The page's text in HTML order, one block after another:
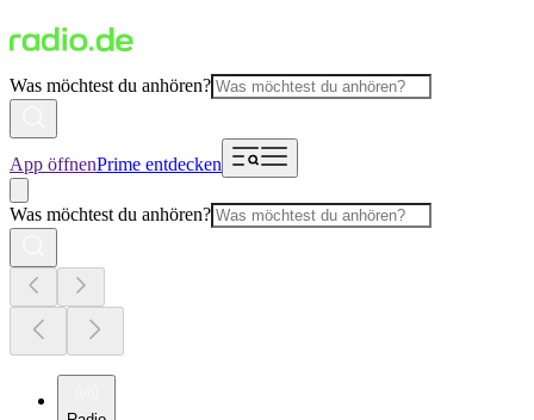
Was möchtest du anhören?
App öffnenPrime entdecken
Was möchtest du anhören?